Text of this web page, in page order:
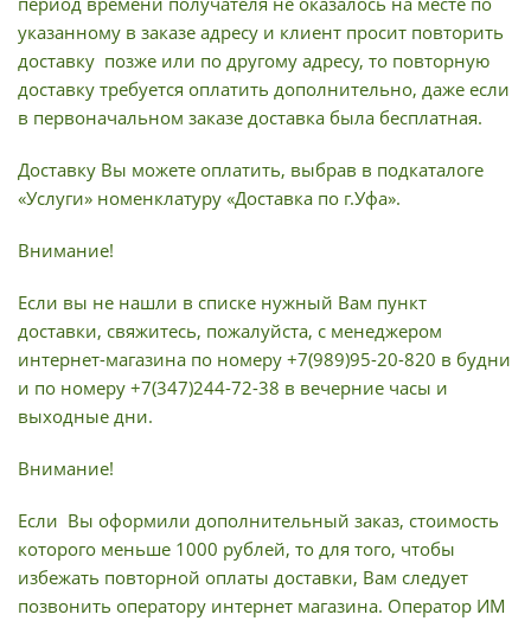
указанному в заказе адресу и клиент просит повторить
доставку позже или по другому адресу, то повторную
доставку требуется оплатить дополнительно, даже если
в первоначальном заказе доставка была бесплатная.
Доставку Вы можете оплатить, выбрав в подкаталоге
«Услуги» номенклатуру «Доставка по г.Уфа».
Внимание!
Если вы не нашли в списке нужный Вам пункт
доставки, свяжитесь, пожалуйста, с менеджером
интернет-магазина по номеру +7(989)95-20-820 в будни
и по номеру +7(347)244-72-38 в вечерние часы и
выходные дни.
Внимание!
Если Вы оформили дополнительный заказ, стоимость
которого меньше 1000 рублей, то для того, чтобы
избежать повторной оплаты доставки, Вам следует
позвонить оператору интернет магазина. Оператор ИМ